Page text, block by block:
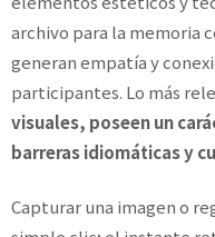
archivo para la memoria
generan empatía y
participantes. Lo más
visuales, poseen un
barreras idiomáticas y
Capturar una imagen o